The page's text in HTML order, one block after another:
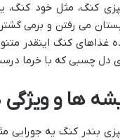
کنگ، مثل خود کنگ،
می رفتن و برمی
غذاهای کنگ اینقدر
دل چسبی که با خرما
ها و
بندر کنگ یه جورایی